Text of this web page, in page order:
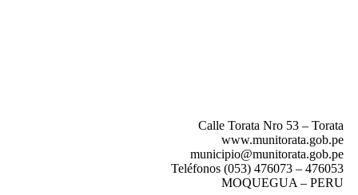
Calle Torata Nro 53 – Torata
www.munitorata.gob.pe
municipio@munitorata.gob.pe
Teléfonos (053) 476073 – 476053
MOQUEGUA – PERU